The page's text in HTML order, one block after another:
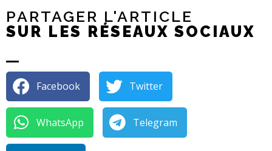
PARTAGER L'ARTICLE
SUR LES RÉSEAUX SOCIAUX
Facebook Twitter
WhatsApp Telegram